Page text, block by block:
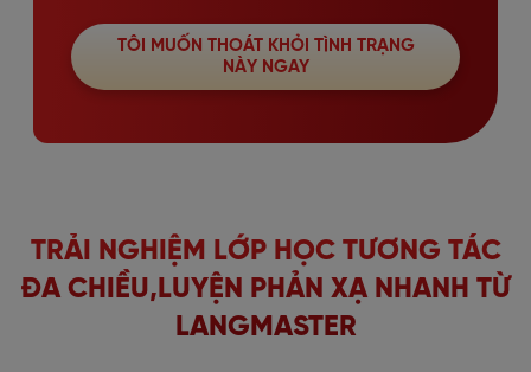
TÔI MUỐN THOÁT KHỎI TÌNH TRẠNG
NÀY NGAY
TRẢI NGHIỆM LỚP HỌC TƯƠNG TÁC
ĐA CHIỀU, LUYỆN PHẢN XẠ NHANH TỪ
LANGMASTER